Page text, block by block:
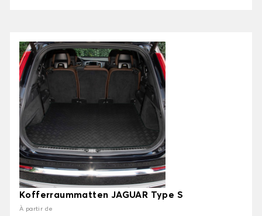
Kofferraummatten JAGUAR Type S
À partir de